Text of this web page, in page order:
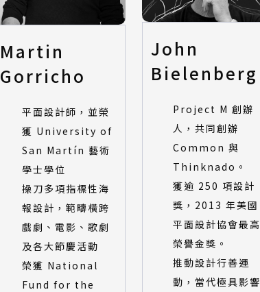
Martin
Gorricho
平面設計師，並榮
獲 University of
San Martín 藝術
學士學位
操刀多項指標性海
報設計，範疇橫跨
戲劇、電影、歌劇
及各大節慶活動
榮獲 National
Fund for the
John
Bielenberg
Project M 創辦
人，共同創辦
Common 與
Thinknado。
獲逾 250 項設計
獎，2013 年美國
平面設計協會最高
榮譽金獎。
推動設計行善運
動，當代極具影響